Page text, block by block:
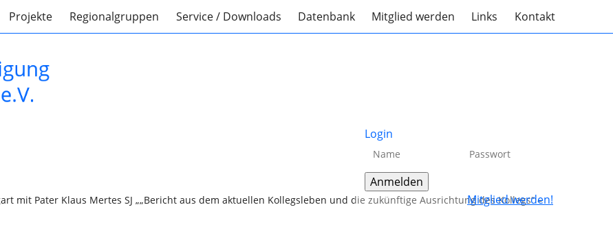
Projekte Regionalgruppen Service / Downloads Datenbank Mitglied werden Links Kontakt
mit Pater Klaus Mertes SJ „„Bericht aus dem aktuellen Kollegsleben und die zukünftige Ausrichtung des Kollegs“ –
Login
Mitglied werden!